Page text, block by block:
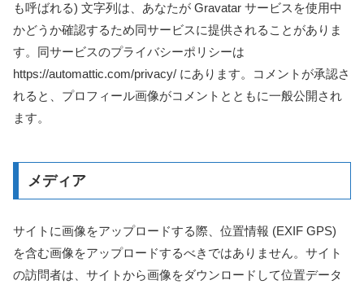
も呼ばれる) 文字列は、あなたが Gravatar サービスを使用中
かどうか確認するため同サービスに提供されることがありま
す。同サービスのプライバシーポリシーは
https://automattic.com/privacy/ にあります。コメントが承認さ
れると、プロフィール画像がコメントとともに一般公開され
ます。
メディア
サイトに画像をアップロードする際、位置情報 (EXIF GPS)
を含む画像をアップロードするべきではありません。サイト
の訪問者は、サイトから画像をダウンロードして位置データ